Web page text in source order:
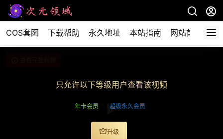
COS套图 下载帮助 永久地址 本站指南 网站首页
只允许以下等级用户查看该视频
年卡会员 超级永久会员
升级